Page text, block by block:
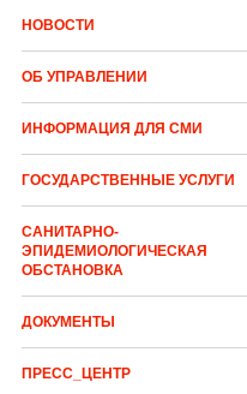
НОВОСТИ
ОБ УПРАВЛЕНИИ
ИНФОРМАЦИЯ ДЛЯ СМИ
ГОСУДАРСТВЕННЫЕ УСЛУГИ
САНИТАРНО-
ЭПИДЕМИОЛОГИЧЕСКАЯ
ОБСТАНОВКА
ДОКУМЕНТЫ
ПРЕСС_ЦЕНТР